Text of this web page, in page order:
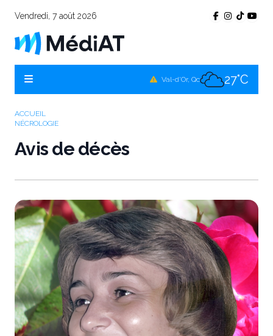
Vendredi, 7 août 2026
Val-d'Or, Qc 27°C
ACCUEIL
NÉCROLOGIE
Avis de décès